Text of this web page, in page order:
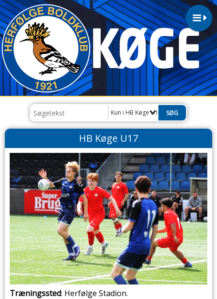
Kun i HB Køge U17
HB Køge U17
Træningssted: Herfølge Stadion.